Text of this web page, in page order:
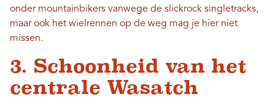
onder mountainbikers vanwege de slickrock singletracks,
maar ook het wielrennen op de weg mag je hier niet
missen.
3. Schoonheid van het
centrale Wasatch